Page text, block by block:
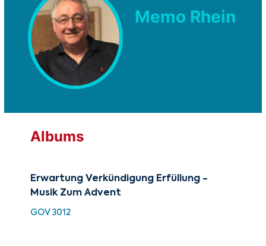
Memo Rhein
Albums
Erwartung Verkündigung Erfüllung -
Musik Zum Advent
GOV 3012